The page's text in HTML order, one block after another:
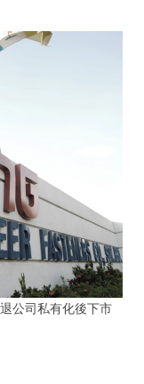
公司私有化後下市